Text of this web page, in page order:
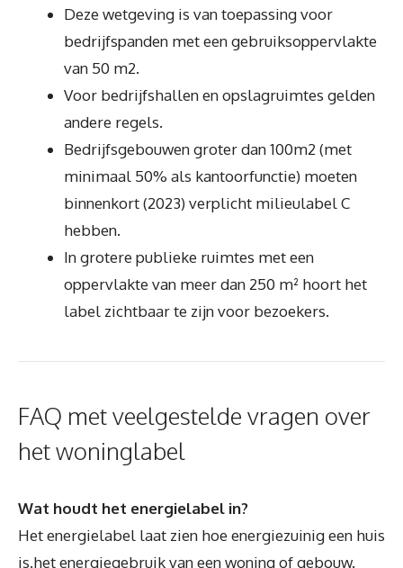
Deze wetgeving is van toepassing voor
bedrijfspanden met een gebruiksoppervlakte
van 50 m2.
Voor bedrijfshallen en opslagruimtes gelden
andere regels.
Bedrijfsgebouwen groter dan 100m2 (met
minimaal 50% als kantoorfunctie) moeten
binnenkort (2023) verplicht milieulabel C
hebben.
In grotere publieke ruimtes met een
oppervlakte van meer dan 250 m² hoort het
label zichtbaar te zijn voor bezoekers.
FAQ met veelgestelde vragen over
het woninglabel
Wat houdt het energielabel in?
Het energielabel laat zien hoe energiezuinig een huis
is.het energiegebruik van een woning of gebouw.